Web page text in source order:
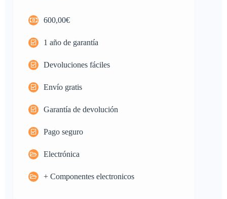
600,00€
1 año de garantía
Devoluciones fáciles
Envío gratis
Garantía de devolución
Pago seguro
Electrónica
+ Componentes electronicos